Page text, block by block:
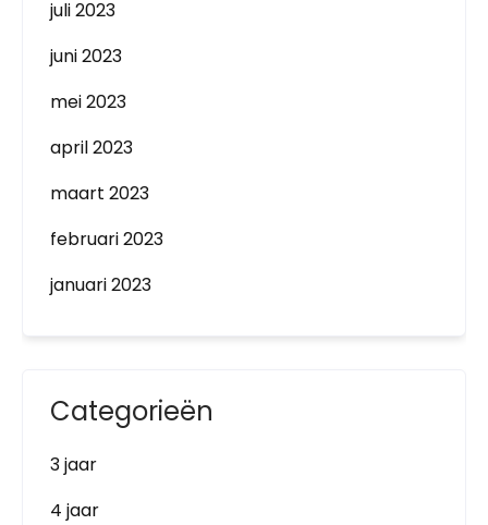
juli 2023
juni 2023
mei 2023
april 2023
maart 2023
februari 2023
januari 2023
Categorieën
3 jaar
4 jaar